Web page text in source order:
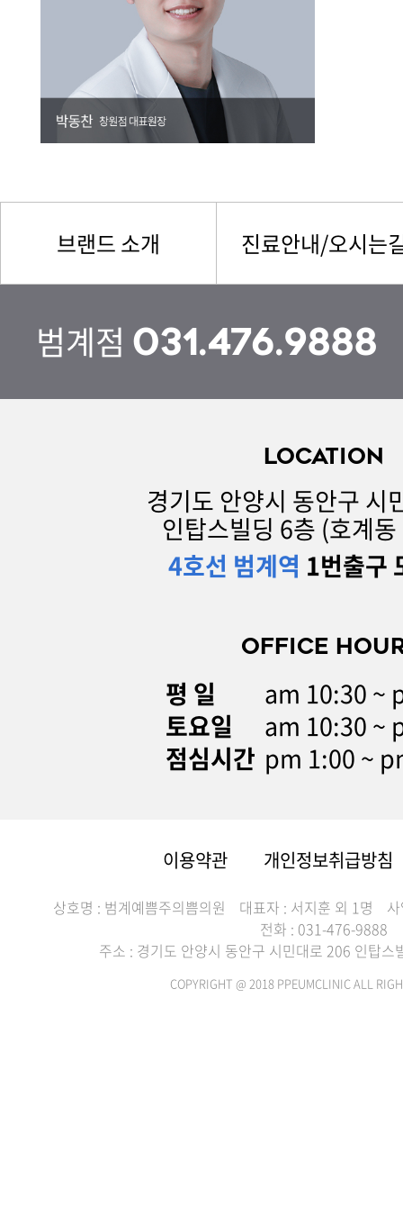
브랜드 소개 진료안내/오시는
범계점 031.476.9888
LOCATION
경기도 안양시 동안구 시
인탑스빌딩 6층 (호계
4호선 범계역 1번출구
OFFICE
평 일
am 10:30 ~
토요일
am 10:30 ~
점심시간 pm 1:00 ~
이용약관 개인정보취급방침
상호명 : 범계예쁨주의쁨의원 대표자 : 서지훈 외 1명
전화 : 031-476-9888
주소 : 경기도 안양시 동안구 시민대로 206 인탑
COPYRIGHT @ 2018 PPEUMCLINIC ALL